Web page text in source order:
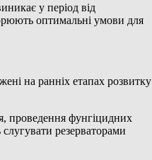
у період від
оптимальні умови для
на ранніх етапах розвитку
проведення фунгіцидних
резерваторами